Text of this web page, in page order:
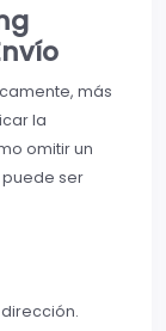
más
la
omitir un
ser